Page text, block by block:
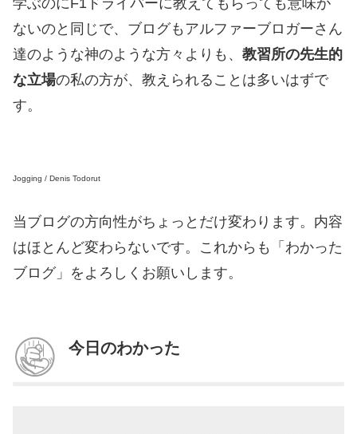
ないのと同じで、ブログもアルファーブロガーさん
達のような神のような方々よりも、 教習所の先生的
な立場の私の方が、教えられることは多いはずで
す。
Jogging / Denis Todorut
当ブログの方向性がちょっとだけ変わります。内容
はほとんど変わらないです。これからも「わかった
ブログ」をよろしくお願いします。
今日のわかった